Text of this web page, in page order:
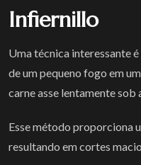
Infiernillo
Uma técnica interessante
de um pequeno fogo em
carne asse lentamente sob
Esse método proporciona
resultando em cortes